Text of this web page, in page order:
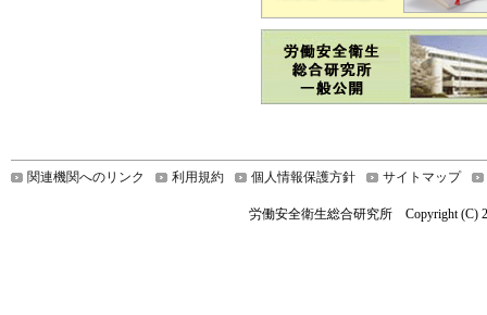
関連機関へのリンク 利用規約 個人情報保護方針 サイトマップ
労働安全衛生総合研究所 Copyright (C)